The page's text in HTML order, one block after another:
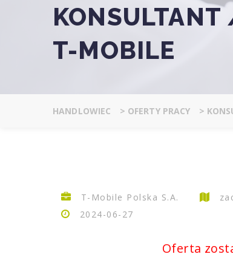
T-MOBILE
HANDLOWIEC > OFERTY PRACY >
T-Mobile Polska S.A.
2024-06-27
Oferta